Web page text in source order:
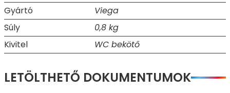
Gyártó
Viega
Súly
0,8 kg
Kivitel
WC bekötő
LETÖLTHETŐ DOKUMENTUMOK